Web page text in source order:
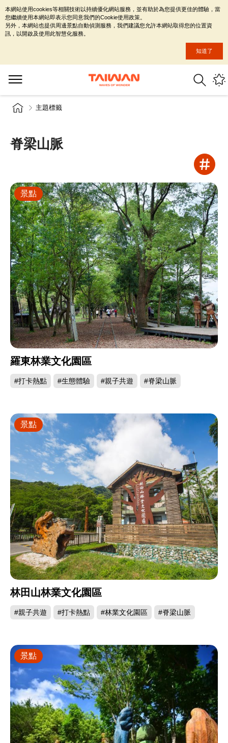
主題標籤
脊梁山脈
羅東林業文化園區
#打卡熱點 #生態體驗 #親子共遊 #脊梁山脈
景點
林田山林業文化園區
#親子共遊 #打卡熱點 #林業文化園區 #脊梁山脈
景點
景點
本網站使用cookies等相關技術以持續優化網站服務，並有助於為您提供更佳的體驗，當
您繼續使用本網站即表示您同意我們的Cookie使用政策。
另外，本網站也提供周邊景點自動偵測服務，我們建議您允許本網站取得您的位置資
訊，以開啟及使用此智慧化服務。
知道了